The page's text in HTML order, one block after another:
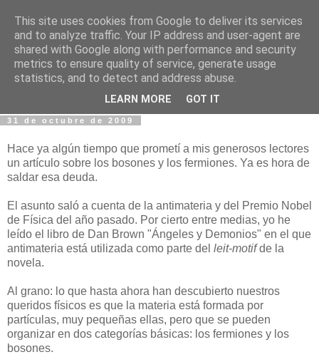
Fotos y Cosas
Miguel Sáenz de Santa María Elizalde
"Un blog es como un diario, pero sin candado".
31 de octubre de 2009
Hace ya algún tiempo que prometí a mis generosos lectores
un artículo sobre los bosones y los fermiones. Ya es hora de
saldar esa deuda.
El asunto saló a cuenta de la antimateria y del Premio Nobel
de Física del año pasado. Por cierto entre medias, yo he
leído el libro de Dan Brown "Ángeles y Demonios" en el que
antimateria está utilizada como parte del leit-motifde la
novela.
Al grano: lo que hasta ahora han descubierto nuestros
queridos físicos es que la materia está formada por
partículas, muy pequeñas ellas, pero que se pueden
organizar en dos categorías básicas: los fermiones y los
bosones.
This site uses cookies from Google to deliver its services
and to analyze traffic. Your IP address and user-agent are
shared with Google along with performance and security
metrics to ensure quality of service, generate usage
statistics, and to detect and address abuse.
LEARN MORE GOT IT